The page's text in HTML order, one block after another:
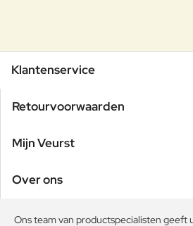
Klantenservice
Retourvoorwaarden
Mijn Veurst
Over ons
Ons team van productspecialisten geeft